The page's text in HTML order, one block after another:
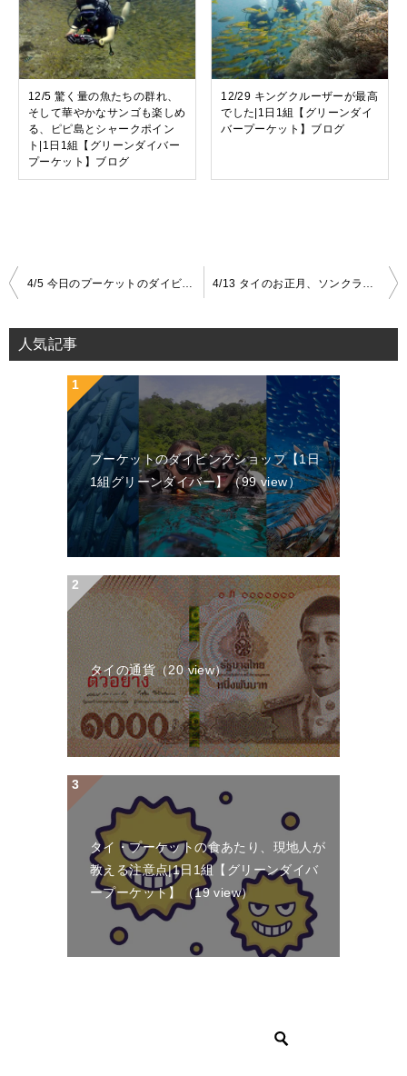
12/5 驚く量の魚たちの群れ、
そして華やかなサンゴも楽しめ
る、ピピ島とシャークポイン
ト|1日1組【グリーンダイバー
プーケット】ブログ
12/29 キングクルーザーが最高
でした|1日1組【グリーンダイ
バープーケット】ブログ
投
ナ
4/5 今日のプーケットのダイビングは、洞くつに入ったり、トルネードのような魚の大群に360度囲まれました。|1日1組【グリーンダイバープーケット】ブログ 4/13 タイのお正月、ソンクラーンをプーケットでダイビング|1日1組【グリーンダイバープーケット】ブログ
人気記事
プーケットのダイビングショップ【1日
1組グリーンダイバー】（99 view）
タイの通貨（20 view）
タイ・プーケットの食あたり、現地人が
教える注意点|1日1組【グリーンダイバ
ープーケット】
（19 view）